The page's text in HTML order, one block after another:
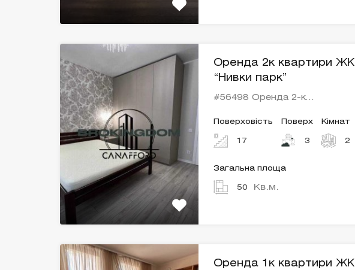
Оренда 2к квартири ЖК
“Нивки парк”
#56498 Оренда 2-к…
Поверховість
17
Поверх
3
Кімнат
2
Загальна площа
50 Кв.м.
Оренда 1к квартири ЖК